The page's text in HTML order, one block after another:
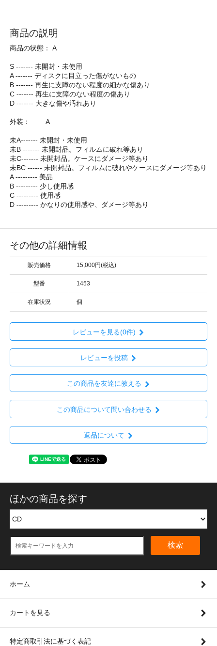
商品の説明
商品の状態： A
S ------- 未開封・未使用
A ------- ディスクに目立った傷がないもの
B ------- 再生に支障のない程度の細かな傷あり
C ------- 再生に支障のない程度の傷あり
D ------- 大きな傷や汚れあり
外装： A
未A------- 未開封・未使用
未B ------- 未開封品。フィルムに破れ等あり
未C------- 未開封品。ケースにダメージ等あり
未BC ------ 未開封品。フィルムに破れやケースにダメージ等あり
A --------- 美品
B --------- 少し使用感
C --------- 使用感
D --------- かなりの使用感や、ダメージ等あり
その他の詳細情報
販売価格 15,000円(税込)
型番 1453
在庫状況 個
レビューを見る(0件)
レビューを投稿
この商品を友達に教える
この商品について問い合わせる
返品について
ほかの商品を探す
検索
ホーム
カートを見る
特定商取引法に基づく表記